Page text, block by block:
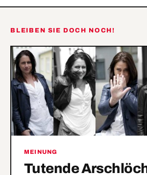
Lenk
BLEIBEN SIE DOCH NOCH!
MEINUNG
Tutende